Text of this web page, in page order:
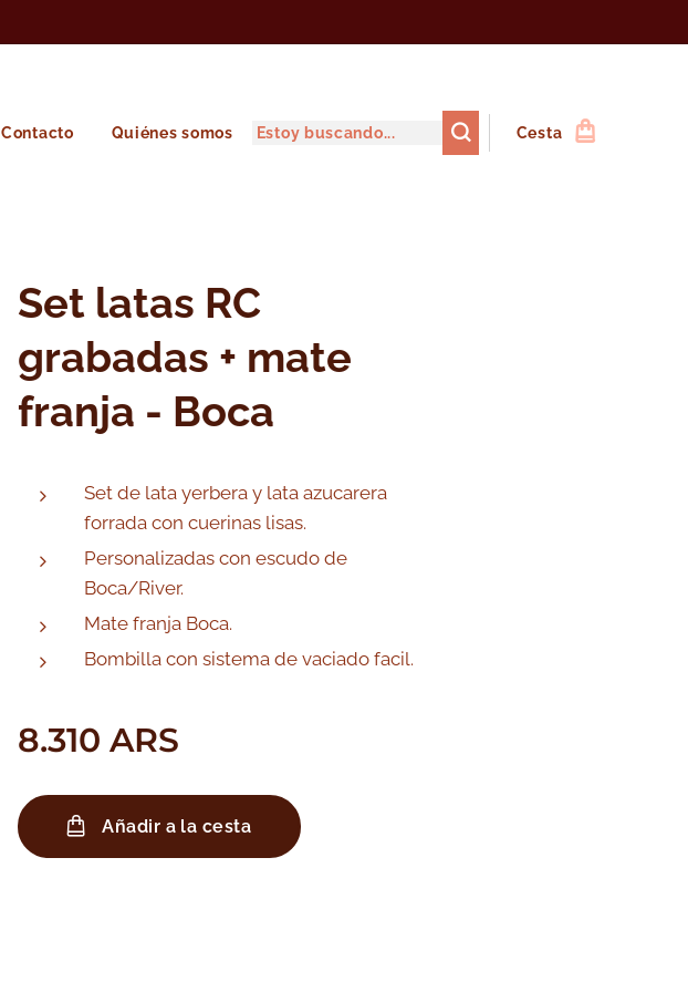
Contacto Quiénes somos Cesta
Set latas RC
grabadas + mate
franja - Boca
Set de lata yerbera y lata azucarera
forrada con cuerinas lisas.
Personalizadas con escudo de
Boca/River.
Mate franja Boca.
Bombilla con sistema de vaciado facil.
8.310 ARS
Añadir a la cesta